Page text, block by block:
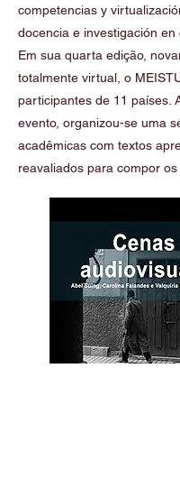
competencias y
docencia e investigación en
Em sua quarta edição,
totalmente virtual, o
participantes de 11 países.
evento, organizou-se uma
acadêmicas com textos
reavaliados para compor os